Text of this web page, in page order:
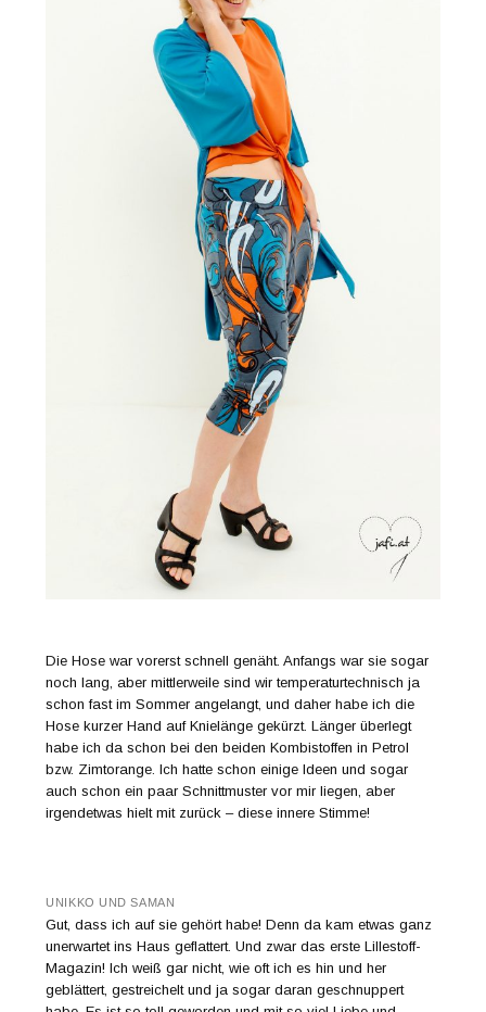
Die Hose war vorerst schnell genäht. Anfangs war sie sogar
noch lang, aber mittlerweile sind wir temperaturtechnisch ja
schon fast im Sommer angelangt, und daher habe ich die
Hose kurzer Hand auf Knielänge gekürzt. Länger überlegt
habe ich da schon bei den beiden Kombistoffen in Petrol
bzw. Zimtorange. Ich hatte schon einige Ideen und sogar
auch schon ein paar Schnittmuster vor mir liegen, aber
irgendetwas hielt mit zurück – diese innere Stimme!
UNIKKO UND SAMAN
Gut, dass ich auf sie gehört habe! Denn da kam etwas ganz
unerwartet ins Haus geflattert. Und zwar das erste Lillestoff-
Magazin! Ich weiß gar nicht, wie oft ich es hin und her
geblättert, gestreichelt und ja sogar daran geschnuppert